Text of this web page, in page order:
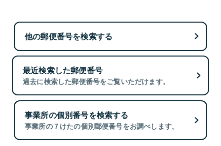
他の郵便番号を検索する
最近検索した郵便番号
過去に検索した郵便番号をご覧いただけます。
事業所の個別番号を検索する
事業所の７けたの個別郵便番号をお調べします。